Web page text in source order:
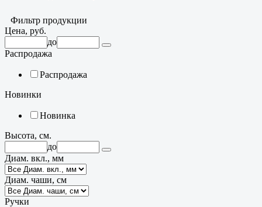
Фильтр продукции
Цена, руб.
до
Распродажа
Распродажа
Новинки
Новинка
Высота, см.
до
Диам. вкл., мм
Диам. чаши, см
Ручки